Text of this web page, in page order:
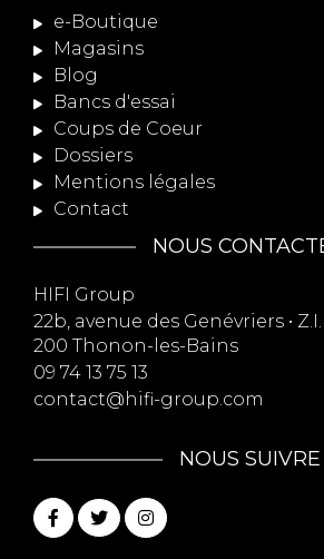
e-Boutique
Magasins
Blog
Bancs d'essai
Coups de Coeur
Dossiers
Mentions légales
Contact
NOUS
HIFI Group
22b, avenue des Genévriers •
200 Thonon-les-Bains
09 74 13 75 13
contact@hifi-group.com
NOUS SUIVRE